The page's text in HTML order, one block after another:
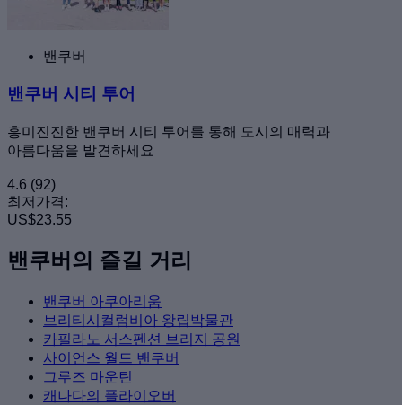
밴쿠버
밴쿠버 시티 투어
흥미진진한 밴쿠버 시티 투어를 통해 도시의 매력과
아름다움을 발견하세요
4.6 (92)
최저가격:
US$23.55
밴쿠버의 즐길 거리
밴쿠버 아쿠아리움
브리티시컬럼비아 왕립박물관
카필라노 서스펜션 브리지 공원
사이언스 월드 밴쿠버
그루즈 마운틴
캐나다의 플라이오버